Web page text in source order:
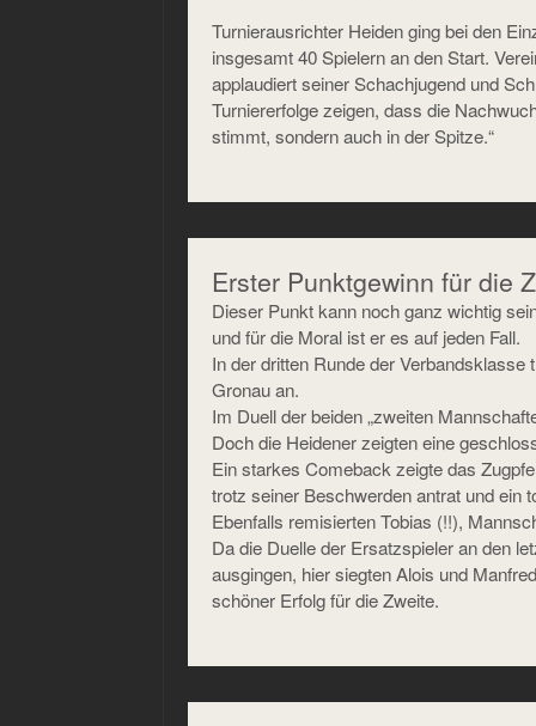
Turnierausrichter Heiden ging bei den
insgesamt 40 Spielern an den Start.
applaudiert seiner Schachjugend und
Turniererfolge zeigen, dass die
stimmt, sondern auch in der Spitze.“
Erster Punktgewinn für die
Dieser Punkt kann noch ganz wichtig
und für die Moral ist er es auf jeden Fall.
In der dritten Runde der
Gronau an.
Im Duell der beiden „zweiten
Doch die Heidener zeigten eine
Ein starkes Comeback zeigte das
trotz seiner Beschwerden antrat und ein
Ebenfalls remisierten Tobias (!!),
Da die Duelle der Ersatzspieler an den
ausgingen, hier siegten Alois und
schöner Erfolg für die Zweite.